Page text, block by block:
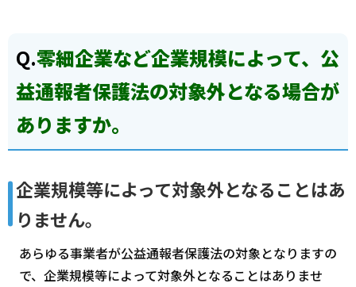
Q.零細企業など企業規模によって、公
益通報者保護法の対象外となる場合が
ありますか。
企業規模等によって対象外となることはあ
りません。
あらゆる事業者が公益通報者保護法の対象となりますの
で、企業規模等によって対象外となることはありませ